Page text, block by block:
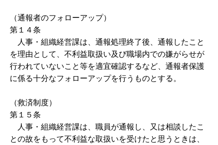
（通報者のフォローアップ）
第１４条
人事・組織経営課は、通報処理終了後、通報したこと
を理由として、不利益取扱い及び職場内での嫌がらせが
行われていないこと等を適宜確認するなど、通報者保護
に係る十分なフォローアップを行うものとする。
（救済制度）
第１５条
人事・組織経営課は、職員が通報し、又は相談したこ
との故をもって不利益な取扱いを受けたと思うときは、